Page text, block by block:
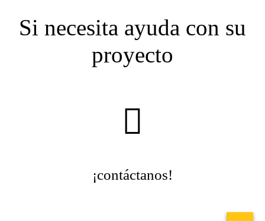
Si necesita ayuda con su
proyecto
¡contáctanos!